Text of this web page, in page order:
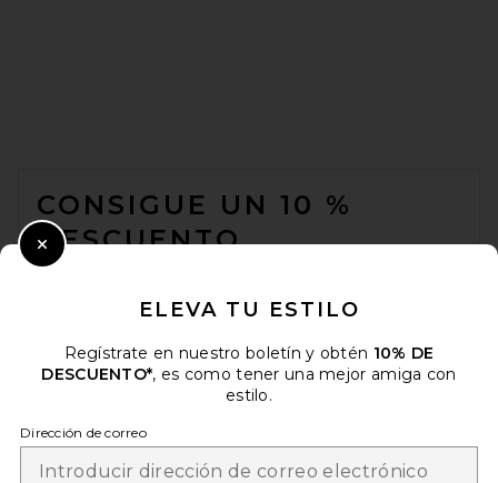
CONSIGUE UN 10 %
DESCUENTO
electrónico. Puede retirarse en cualquier momento.
Email Address
ELEVA TU ESTILO
Regístrate en nuestro boletín y obtén 10% DE
DESCUENTO*, es como tener una mejor amiga con
estilo.
Dirección de correo
Close Modal